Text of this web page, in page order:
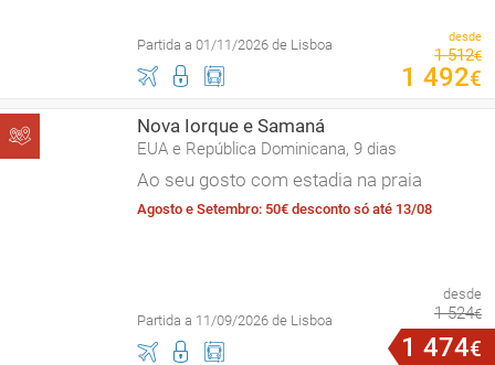
Partida a 01/11/2026 de Lisboa desde
1 512€
1 492€
Nova Iorque e Samaná
EUA e República Dominicana, 9 dias
Ao seu gosto com estadia na praia
Agosto e Setembro: 50€ desconto só até 13/08
Partida a 11/09/2026 de Lisboa
desde
1 524€
1 474€